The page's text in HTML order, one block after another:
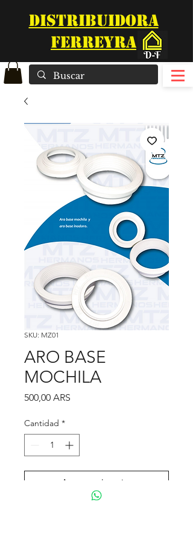
DISTRIBUIDORA
FERREYRA
SKU: MZ01
ARO BASE
MOCHILA
500,00 ARS
Cantidad *
Agregar al carrito